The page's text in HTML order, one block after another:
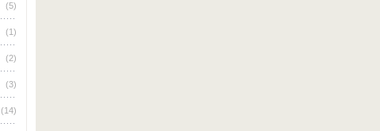
(5)
(1)
(2)
(3)
(14)